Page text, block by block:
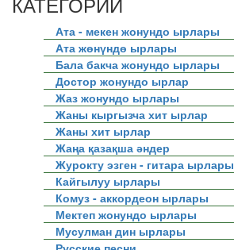
Ата - мекен жонундо ырлары
Ата жөнүндө ырлары
Бала бакча жонундо ырлары
Достор жонундо ырлар
Жаз жонундо ырлары
Жаны кыргызча хит ырлар
Жаны хит ырлар
Жаңа қазақша әндер
Журокту эзген - гитара ырлары
Кайгылуу ырлары
Комуз - аккордеон ырлары
Мектеп жонундо ырлары
Мусулман дин ырлары